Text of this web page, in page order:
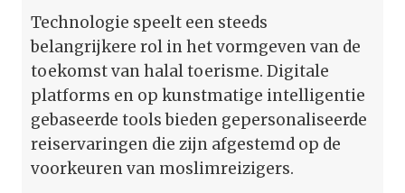
Technologie speelt een steeds
belangrijkere rol in het vormgeven van de
toekomst van halal toerisme. Digitale
platforms en op kunstmatige intelligentie
gebaseerde tools bieden gepersonaliseerde
reiservaringen die zijn afgestemd op de
voorkeuren van moslimreizigers.